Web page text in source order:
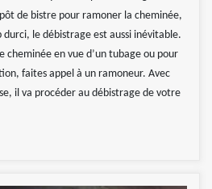
de bistre pour ramoner la cheminée,
le débistrage est aussi inévitable.
cheminée en vue d’un tubage ou pour
faites appel à un ramoneur. Avec
il va procéder au débistrage de votre